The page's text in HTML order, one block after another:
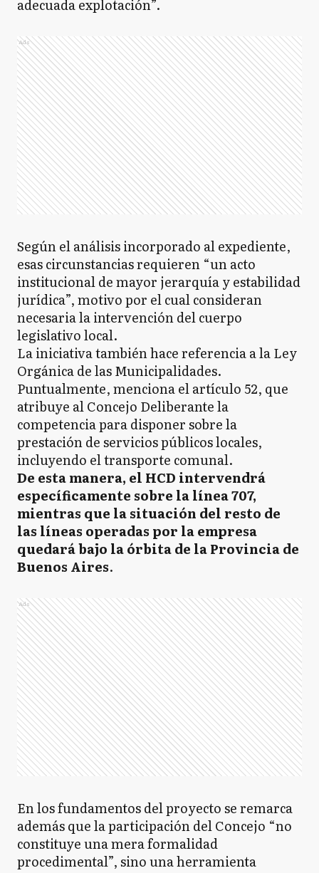
adecuada explotación”.
Ads
Según el análisis incorporado al expediente,
esas circunstancias requieren “un acto
institucional de mayor jerarquía y estabilidad
jurídica”, motivo por el cual consideran
necesaria la intervención del cuerpo
legislativo local.
La iniciativa también hace referencia a la Ley
Orgánica de las Municipalidades.
Puntualmente, menciona el artículo 52, que
atribuye al Concejo Deliberante la
competencia para disponer sobre la
prestación de servicios públicos locales,
incluyendo el transporte comunal.
De esta manera, el HCD intervendrá
específicamente sobre la línea 707,
mientras que la situación del resto de
las líneas operadas por la empresa
quedará bajo la órbita de la Provincia de
Buenos Aires.
Ads
En los fundamentos del proyecto se remarca
además que la participación del Concejo “no
constituye una mera formalidad
procedimental”, sino una herramienta